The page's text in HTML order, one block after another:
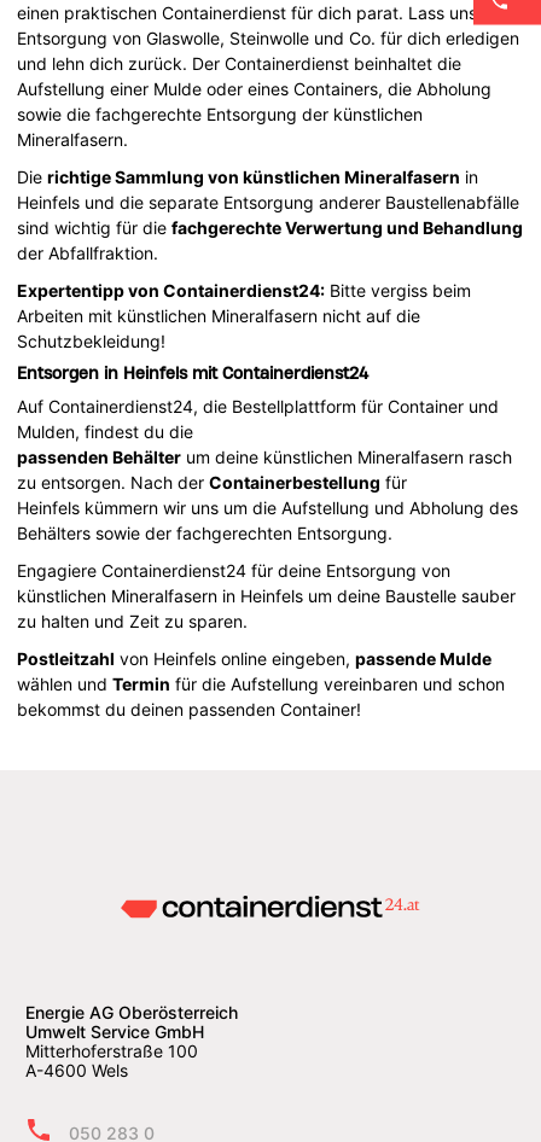
einen praktischen Containerdienst für dich parat. Lass uns die
Entsorgung von Glaswolle, Steinwolle und Co. für dich erledigen
und lehn dich zurück. Der Containerdienst beinhaltet die
Aufstellung einer Mulde oder eines Containers, die Abholung
sowie die fachgerechte Entsorgung der künstlichen
Mineralfasern.
Dierichtige Sammlung von künstlichen Mineralfasern in
Heinfels und die separate Entsorgung anderer Baustellenabfälle
sind wichtig für diefachgerechte Verwertung und Behandlung
der Abfallfraktion.
Expertentipp von Containerdienst24: Bitte vergiss beim
Arbeiten mit künstlichen Mineralfasern nicht auf die
Schutzbekleidung!
Entsorgen in Heinfels mit Containerdienst24
Auf Containerdienst24, die Bestellplattform für Container und
Mulden, findest du die
passenden Behälter um deine künstlichen Mineralfasern rasch
zu entsorgen. Nach derContainerbestellung für
Heinfels kümmern wir uns um die Aufstellung und Abholung des
Behälters sowie der fachgerechten Entsorgung.
Engagiere Containerdienst24 für deine Entsorgung von
künstlichen Mineralfasern in Heinfels um deine Baustelle sauber
zu halten und Zeit zu sparen.
Postleitzahl von Heinfels online eingeben,passende Mulde
wählen undTermin für die Aufstellung vereinbaren und schon
bekommst du deinen passenden Container!
Energie AG Oberösterreich
Umwelt Service GmbH
Mitterhoferstraße 100
A-4600 Wels
050 283 0